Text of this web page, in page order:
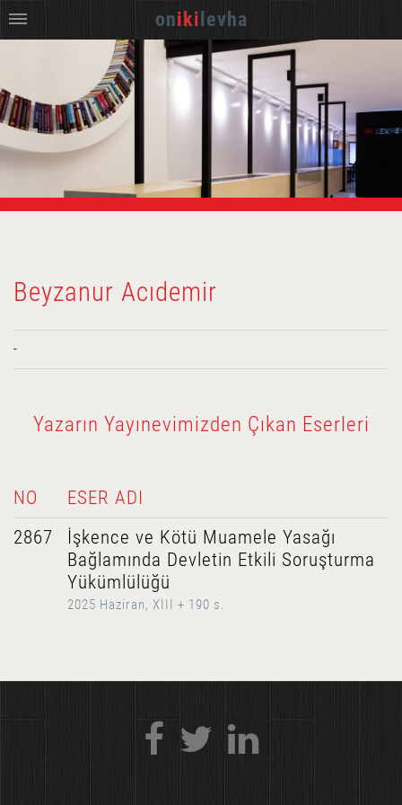
Beyzanur Acıdemir
-
Yazarın Yayınevimizden Çıkan Eserleri
NO
ESER ADI
2867
İşkence ve Kötü Muamele Yasağı
Bağlamında Devletin Etkili Soruşturma
Yükümlülüğü
2025 Haziran, XIII + 190 s.
oniki levha